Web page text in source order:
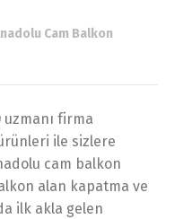
Cam Balkon
uzmanı firma
ile sizlere
cam balkon
alan kapatma ve
ilk akla gelen